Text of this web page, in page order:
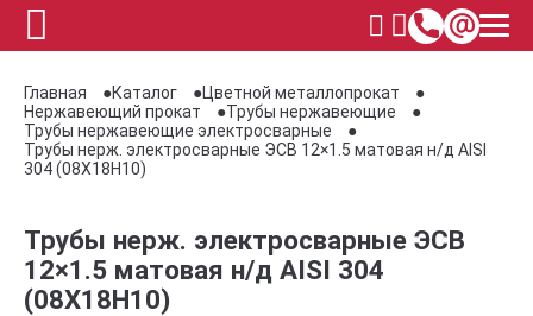
Главная Каталог
Цветной металлопрокат
Нержавеющий прокат
Трубы нержавеющие
Трубы нержавеющие электросварные
Трубы нерж. электросварные ЭСВ 12×1.5 матовая н/д AISI
304 (08Х18Н10)
Трубы нерж. электросварные ЭСВ
12×1.5 матовая н/д AISI 304
(08Х18Н10)